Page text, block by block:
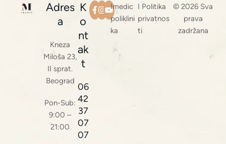
Adres
a
Kneza
Miloša 23,
II sprat.
Beograd
Pon-Sub:
9:00 –
21:00
K
o
nt
ak
t
06
42
37
07
07
Imedic
poliklini
ka
I Politika
privatnos
ti
© 2026 Sva
prava
zadržana